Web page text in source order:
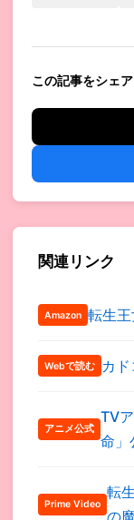
この記事をシェア
関連リンク
Amazon 転生
Webで読む カド
アニメ公式
TV
命」
Prime Video
転
の